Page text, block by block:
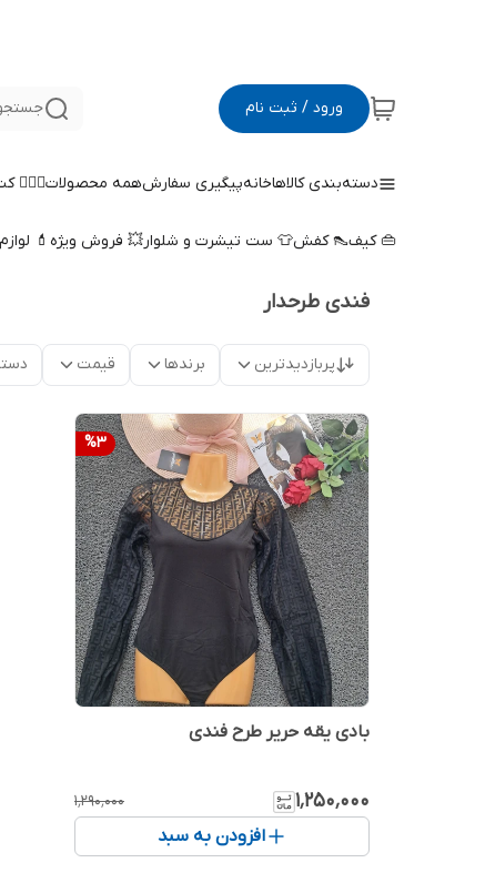
ورود / ثبت نام
دسته‌بندی کالاهاخانهپیگیری سفارشهمه محصولات🤵🏻‍♀️
👜 کیف👠 کفش👕 ست تیشرت و شلوار💥 فروش ویژه 💄
فندی طرحدار
پربازدیدترین برندها قیمت
%3
بادی یقه حریر طرح فندی
۱٬۲۵۰٬۰۰۰ ۱٬۲۹۰٬۰۰۰
افزودن به سبد